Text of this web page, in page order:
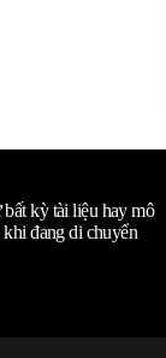
kỳ tài liệu hay mô
đang di chuyển